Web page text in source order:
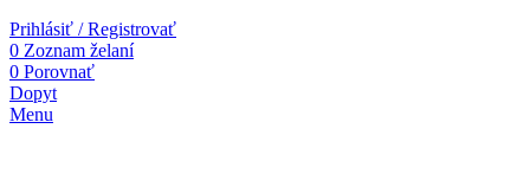
Prihlásiť / Registrovať
0 Zoznam želaní
0 Porovnať
Dopyt
Menu